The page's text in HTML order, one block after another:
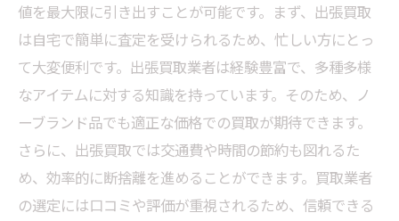
る方法
出張買取サービスを使いこなして時間を最
大限に活用する
ノーブランド品を迅速に査定してもらうた
めに準備すべきこと
値を最大限に引き出すことが可能です。まず、出張買取
は自宅で簡単に査定を受けられるため、忙しい方にとっ
て大変便利です。出張買取業者は経験豊富で、多種多様
なアイテムに対する知識を持っています。そのため、ノ
ーブランド品でも適正な価格での買取が期待できます。
さらに、出張買取では交通費や時間の節約も図れるた
め、効率的に断捨離を進めることができます。買取業者
の選定には口コミや評価が重視されるため、信頼できる